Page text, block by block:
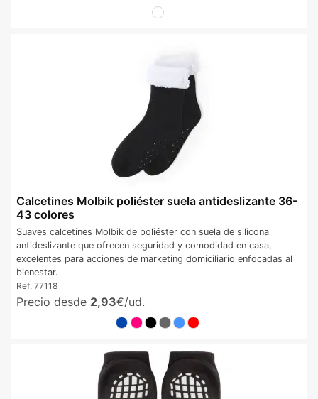
Calcetines Molbik poliéster suela antideslizante 36-
43 colores
Suaves calcetines Molbik de poliéster con suela de silicona
antideslizante que ofrecen seguridad y comodidad en casa,
excelentes para acciones de marketing domiciliario enfocadas al
bienestar.
Ref: 77118
Precio desde 2,93€/ud.